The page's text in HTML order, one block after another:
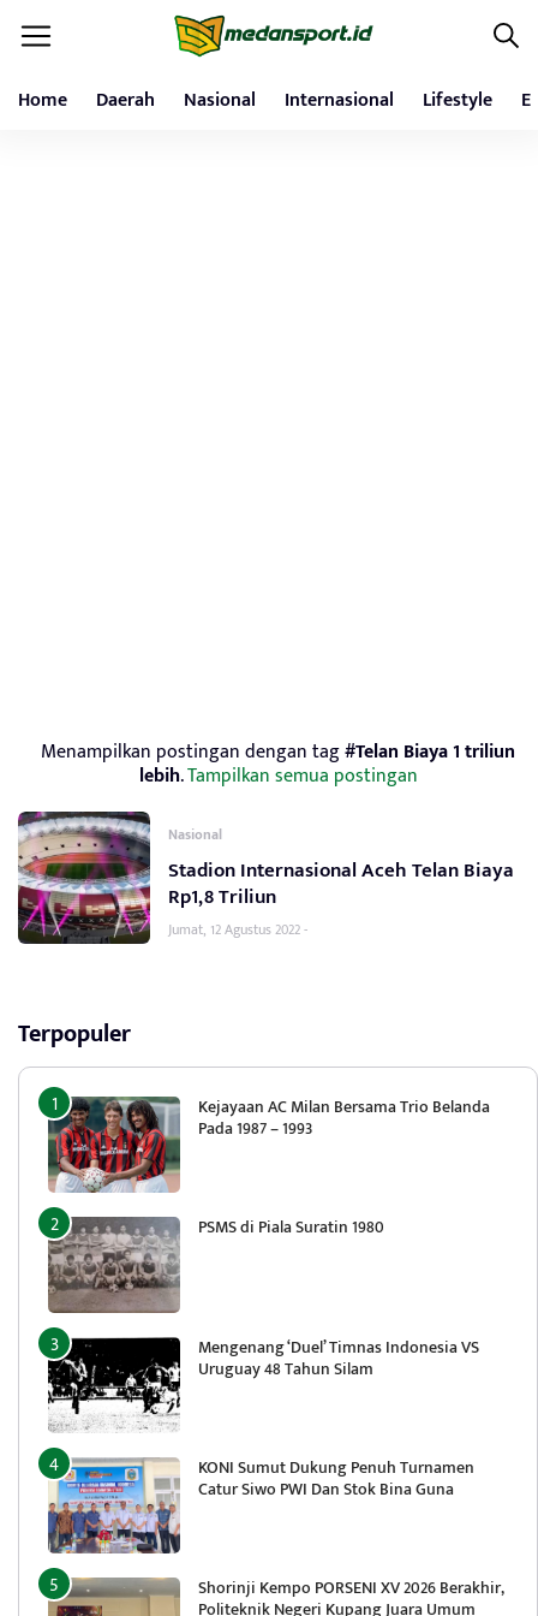
Home Daerah Nasional Internasional Lifestyle
Menampilkan postingan dengan tag#Telan Biaya 1 triliun
lebih.Tampilkan semua postingan
Nasional
Stadion Internasional Aceh Telan Biaya
Rp1,8 Triliun
Jumat, 12 Agustus 2022 -
Terpopuler
Kejayaan AC Milan Bersama Trio Belanda
Pada 1987 – 1993
PSMS di Piala Suratin 1980
Mengenang ‘Duel’ Timnas Indonesia VS
Uruguay 48 Tahun Silam
KONI Sumut Dukung Penuh Turnamen
Catur Siwo PWI Dan Stok Bina Guna
Shorinji Kempo PORSENI XV 2026 Berakhir,
Politeknik Negeri Kupang Juara Umum